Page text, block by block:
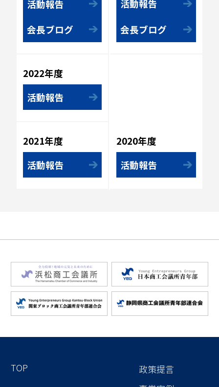
活動報告
会長ブログ
活動報告
会長ブログ
2022年度
活動報告
2021年度
活動報告
2020年度
活動報告
TOP
政策提言